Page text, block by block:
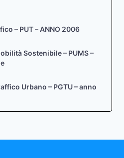
– PUT – ANNO 2006
Sostenibile – PUMS –
Urbano – PGTU – anno